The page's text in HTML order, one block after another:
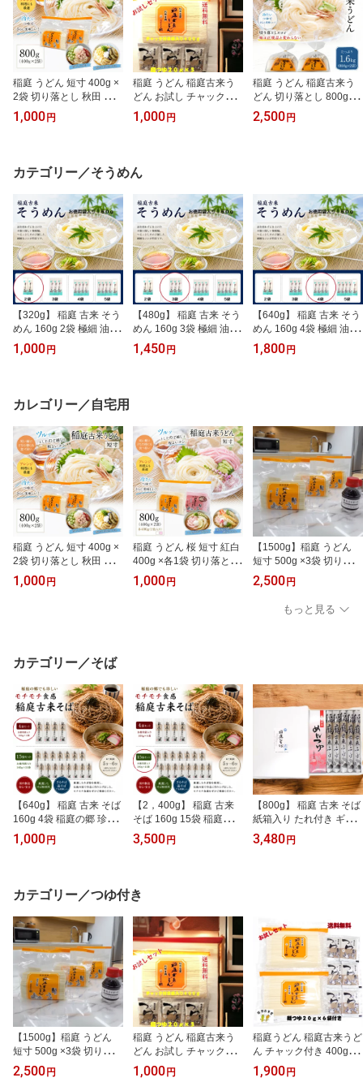
稲庭 うどん 短寸 400g ×
2袋 切り落とし 秋田 国産
日本三大 うどん 名産品
ふるさと納税 返礼品 お
作り
1,000円
稲庭 うどん 稲庭古来う
どん お試し チャック付
き 400g 麺つゆ付き 秋田
日本三大うどん 伝統製法
ッキリ ギフト 中元 歳暮
1,000円
稲庭 うどん 稲庭古来う
どん 切り落とし 800g 2
袋 秋田 日本三大うどん
伝統製法 手作り 名産品
2,500円
カテゴリー／そうめん
【320g】 稲庭 古来 そう
めん 160g 2袋 極細 油 不
使用 寒水 寒づくり 1，0
00円 ポッキリ ふるさと
1,000円
【480g】 稲庭 古来 そう
めん 160g 3袋 極細 油 不
使用 寒水 寒づくり ふる
さと納税 返礼品 乾麺 ギ
1,450円
【640g】 稲庭 古来 そう
めん 160g 4袋 極細 油 不
使用 寒水 寒づくり ふる
さと納税 返礼品 乾麺 ギ
1,800円
カレゴリー／自宅用
稲庭 うどん 短寸 400g ×
2袋 切り落とし 秋田 国産
日本三大 うどん 名産品
ふるさと納税 返礼品 お
1,000円
稲庭 うどん 桜 短寸 紅白
400g ×各1袋 切り落とし
秋田 国産 日本三大 うど
ん 名産品 ふるさと納税
1,000円
【1500g】稲庭 うどん
短寸 500g ×3袋 切り落と
し 秋田 国産 日本三大 う
どん 名産品 ふるさと納
税 返礼品 お土産 ポッキ
リ 乾麺 ギフト 中元 歳暮
2,500円
もっと見る
カテゴリー／そば
【640g】 稲庭 古来 そば
160g 4袋 稲庭の郷 珍し
い 滋味 風味良くコシあ
り 秘伝技法 1，000円 ポ
暮 秋田
1,000円
【2，400g】 稲庭 古来
そば 160g 15袋 稲庭の郷
珍しい 滋味 風味良く コ
シあり 秘伝製法 ふるさ
田
3,500円
【800g】 稲庭 古来 そば
紙箱入り たれ付き ギフ
ト 秋田 稲庭 ふるさと納
税 返礼品 お中元 中元 お
3,480円
カテゴリー／つゆ付き
【1500g】稲庭 うどん
短寸 500g ×3袋 切り落と
し 秋田 国産 日本三大 う
どん 名産品 ふるさと納
2,500円
稲庭 うどん 稲庭古来う
どん お試し チャック付
き 400g 麺つゆ付き 秋田
日本三大うどん 伝統製法
1,000円
稲庭うどん 稲庭古来うど
ん チャック付き 400g×2
袋 麺つゆ付き 秋田 名産
品 日本三大うどん 伝統
1,900円